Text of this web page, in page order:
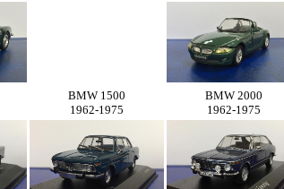
BMW 1500
1962-1975
BMW 2000
1962-1975